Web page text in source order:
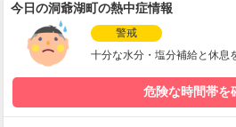
今日の洞爺湖町の熱中症情報
警戒
十分な水分・塩分補給と休息
危険な時間帯を